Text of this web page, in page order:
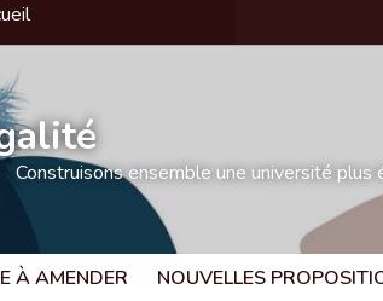
Construisons ensemble une université plus
À AMENDER NOUVELLES